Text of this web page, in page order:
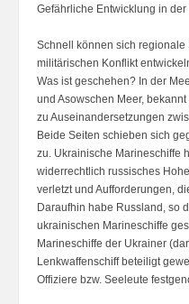
Gefährliche Entwicklung in
Schnell können sich
militärischen Konflikt
Was ist geschehen? In der
und Asowschen Meer,
zu Auseinandersetzungen
Beide Seiten schieben sich
zu. Ukrainische Marineschiffe
widerrechtlich russisches
verletzt und Aufforderungen,
Daraufhin habe Russland, so
ukrainischen Marineschiffe
Marineschiffe der Ukrainer
Lenkwaffenschiff beteiligt
Offiziere bzw. Seeleute